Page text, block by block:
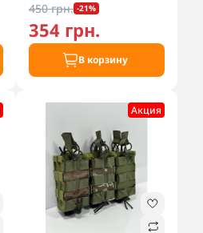
450 грн. -21%
354 грн.
В корзину
Акция